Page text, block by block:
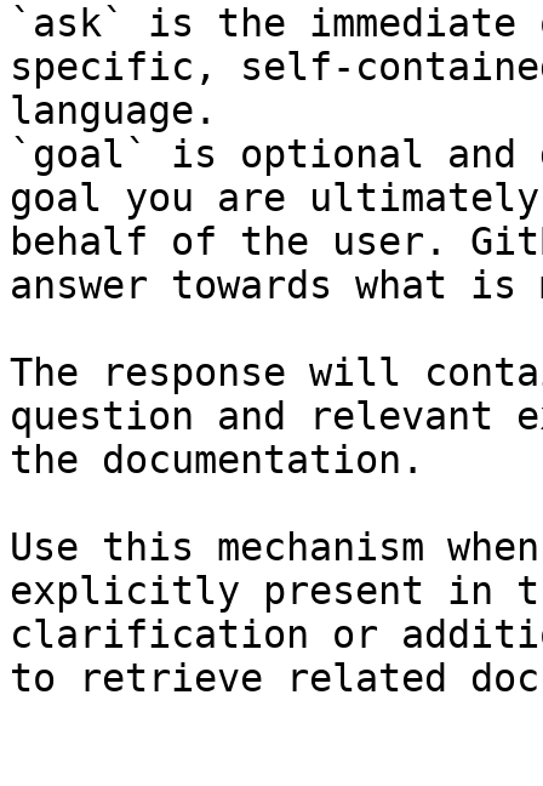
`ask` is the
specific, self-
language.
`goal` is optional and
goal you are
behalf of the user.
answer towards what
The response will
question and relevant
the documentation.
Use this mechanism
explicitly present in
clarification or